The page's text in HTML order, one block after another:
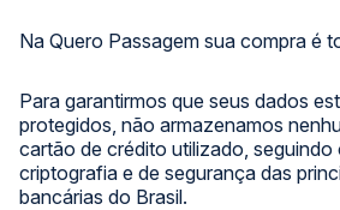
Na Quero Passagem sua compra é
Para garantirmos que seus dados
protegidos, não armazenamos
cartão de crédito utilizado,
criptografia e de segurança das
bancárias do Brasil.